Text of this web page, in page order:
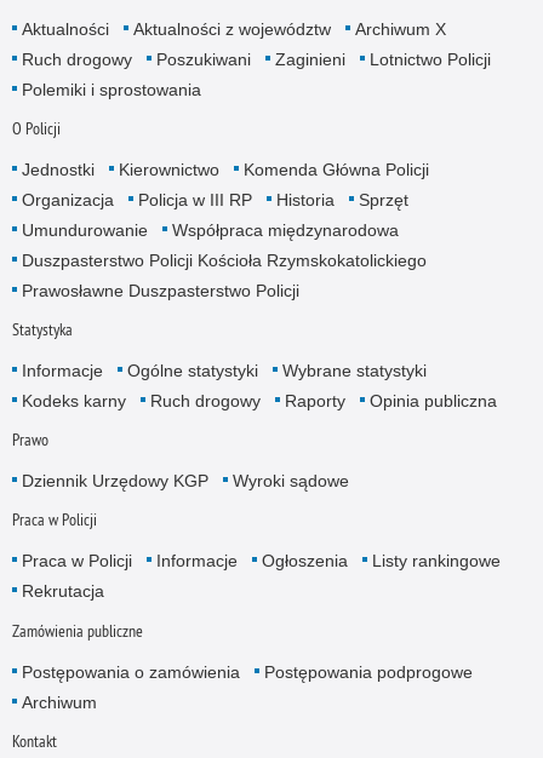
Aktualności Aktualności z województw
Archiwum X
Ruch drogowy
Poszukiwani Zaginieni
Lotnictwo Policji
Polemiki i sprostowania
O Policji
Jednostki Kierownictwo
Komenda Główna Policji
Organizacja
Policja w III RP Historia
Sprzęt
Umundurowanie
Współpraca międzynarodowa
Duszpasterstwo Policji Kościoła Rzymskokatolickiego
Prawosławne Duszpasterstwo Policji
Statystyka
Informacje Ogólne statystyki
Wybrane statystyki
Kodeks karny
Ruch drogowy Raporty Opinia publiczna
Prawo
Dziennik Urzędowy KGP Wyroki sądowe
Praca w Policji
Praca w Policji Informacje Ogłoszenia
Listy rankingowe
Rekrutacja
Zamówienia publiczne
Postępowania o zamówienia
Postępowania podprogowe
Archiwum
Kontakt